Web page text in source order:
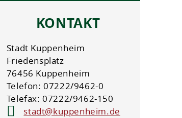
KONTAKT
Stadt Kuppenheim
Friedensplatz
76456 Kuppenheim
Telefon: 07222/9462-0
Telefax: 07222/9462-150
stadt@kuppenheim.de